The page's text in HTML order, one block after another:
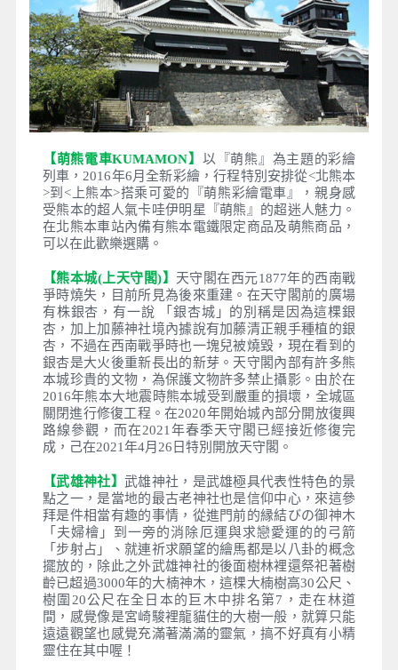
萌熊電車(北熊本+++上熊本) －日
本三大名城～熊本城(上天守閣)
－武雄神社、三千年大楠神木、
夫妻檜木 －日本最美圖書館~武
雄圖書館
早餐：民泊內享用
午餐：熊本風味定食 或 日式風味餐
晚餐：飯店內用會席料理 或 和洋自助餐
住宿：西海橋TAOYA 或 南關 SEKIYA 或同等級
【萌熊電車KUMAMON】以『萌熊』為主題的彩繪
列車，2016年6月全新彩繪，行程特別安排從<北熊本
>到<上熊本>搭乘可愛的『萌熊彩繪電車』，親身感
受熊本的超人氣卡哇伊明星『萌熊』的超迷人魅力。